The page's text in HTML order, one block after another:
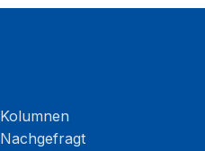
Kolumnen
Nachgefragt